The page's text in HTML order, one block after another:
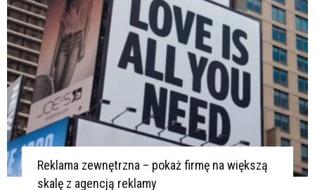
Reklama zewnętrzna – pokaż firmę na większą
skalę z agencją reklamy